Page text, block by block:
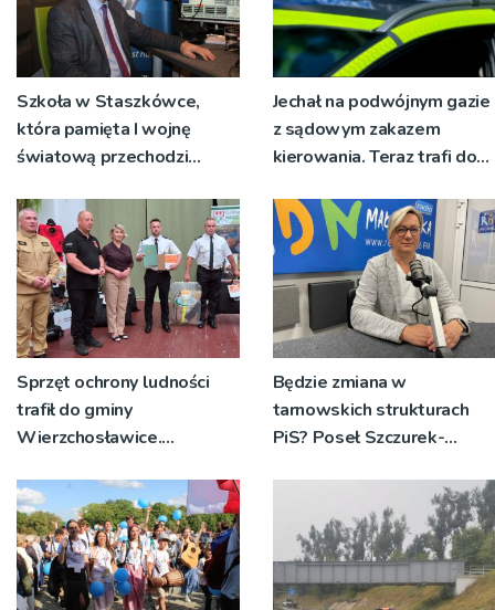
Szkoła w Staszkówce,
która pamięta I wojnę
światową przechodzi
Jechał na podwójnym gazie
z sądowym zakazem
kierowania. Teraz trafi do
Sprzęt ochrony ludności
trafił do gminy
Wierzchosławice.
strażacy i przedstawiciele
wodociągów
Będzie zmiana w
tarnowskich strukturach
PiS? Poseł Szczurek-
pracy parlamentarzysty’